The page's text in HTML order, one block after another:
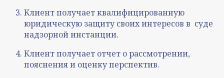
Клиент получает квалифицированную
юридическую защиту своих интересов в суде
надзорной инстанции.
Клиент получает отчет о рассмотрении,
пояснения и оценку перспектив.